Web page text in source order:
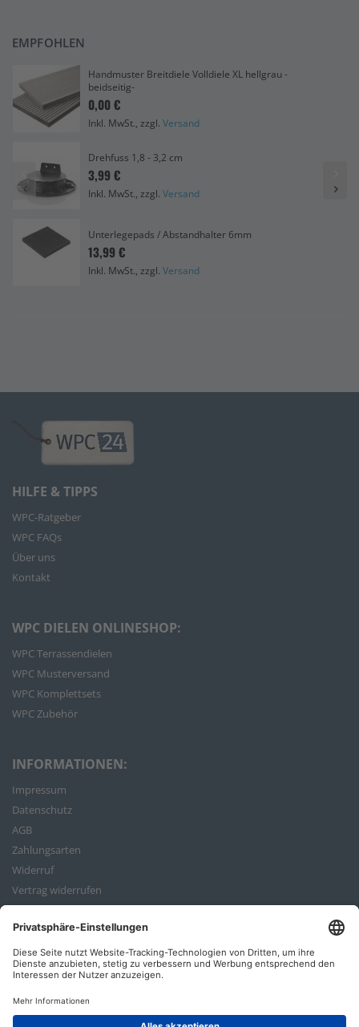
EMPFOHLEN
Handmuster Breitdiele Volldiele XL hellgrau -
beidseitig-
0,00 €
Inkl. MwSt., zzgl. Versand
Drehfuss 1,8 - 3,2 cm
3,99 €
Inkl. MwSt., zzgl. Versand
Unterlegepads / Abstandhalter 6mm
13,99 €
Inkl. MwSt., zzgl. Versand
HILFE & TIPPS
WPC-Ratgeber
WPC FAQs
Über uns
Kontakt
WPC DIELEN ONLINESHOP:
WPC Terrassendielen
WPC Musterversand
WPC Komplettsets
WPC Zubehör
INFORMATIONEN:
Impressum
Datenschutz
AGB
Zahlungsarten
Widerruf
Vertrag widerrufen
Bestellvorgang
ZAHLUNGSARTEN: